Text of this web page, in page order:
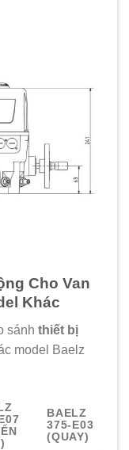
Cho Van
Khác
sánh thiết bị
model Baelz
BAELZ
375-E03
(QUAY)